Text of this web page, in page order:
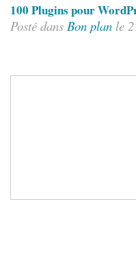
100 Plugins pour
Posté dans Bon plan le